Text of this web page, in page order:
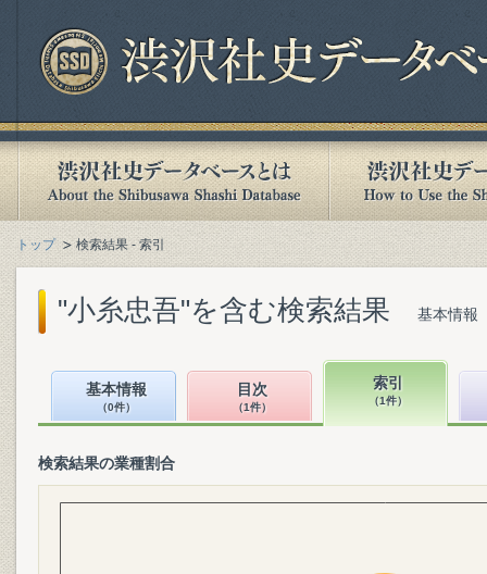
トップ 検索結果 - 索引
"小糸忠吾"を含む検索結果 基本情報
基本情報
（0件）
目次
（1件）
索引
（1件）
検索結果の業種割合